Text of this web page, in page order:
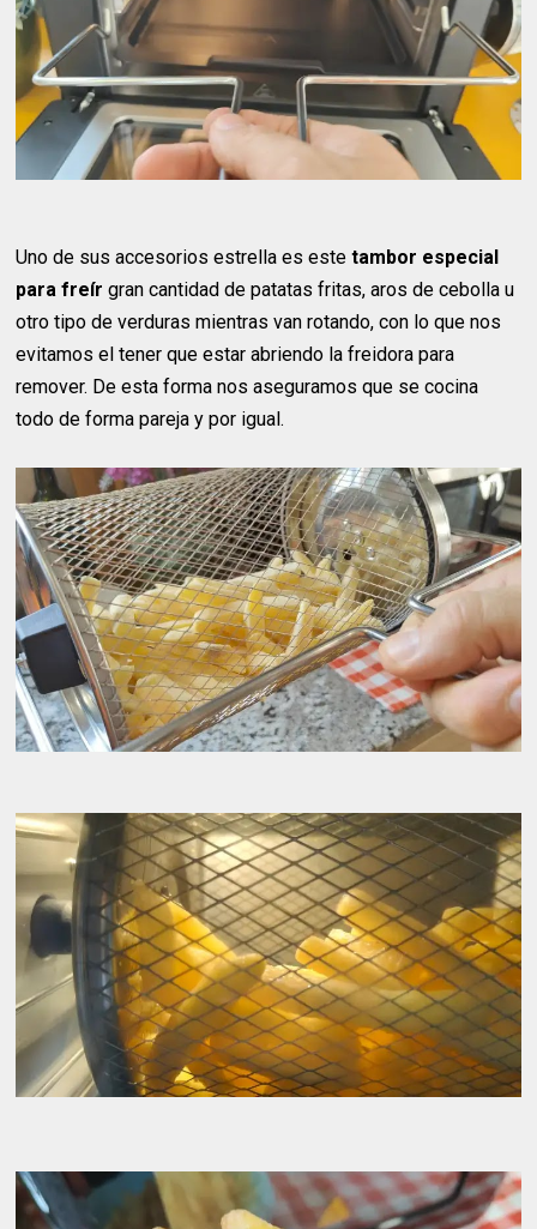
Uno de sus accesorios estrella es estetambor especial
para freír gran cantidad de patatas fritas, aros de cebolla u
otro tipo de verduras mientras van rotando, con lo que nos
evitamos el tener que estar abriendo la freidora para
remover. De esta forma nos aseguramos que se cocina
todo de forma pareja y por igual.